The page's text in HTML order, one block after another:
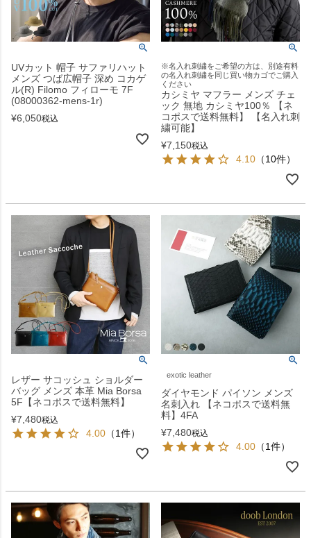
UVカット 帽子 サファリハット
メンズ つば広帽子 深め コカゲ
ル(R) Filomo フィローモ 7F
(08000362-mens-1r)
¥6,050税込
※名入れ刺繍をご希望の方は、別途有料
の名入れ刺繍を同じ買い物カゴでご購入
ください
カシミヤ マフラー メンズ チェ
ック 無地 カシミヤ100％ 【ネ
コポスで送料無料】 【名入れ刺
繍可能】
¥7,150税込
4.10 （10件）
レザー サコッシュ ショルダー
バッグ メンズ 本革 Mia Borsa
5F【ネコポスで送料無料】
¥7,480税込
4.00 （1件）
exotic leather
ダイヤモンド パイソン メンズ
名刺入れ 【ネコポスで送料無
料】4FA
¥7,480税込
4.00 （1件）